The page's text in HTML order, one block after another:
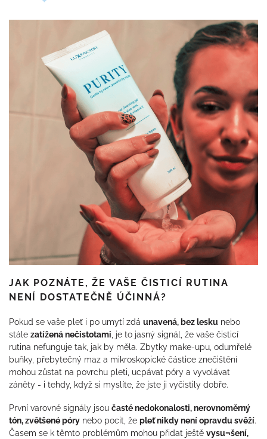
JAK POZNÁTE, ŽE VAŠE ČISTICÍ RUTINA
NENÍ DOSTATEČNĚ ÚČINNÁ?
Pokud se vaše pleť i po umytí zdá unavená, bez lesku nebo
stále zatížená nečistotami , je to jasný signál, že vaše čisticí
rutina nefunguje tak, jak by měla. Zbytky make-upu, odumřelé
buňky, přebytečný maz a mikroskopické částice znečištění
mohou zůstat na povrchu pleti, ucpávat póry a vyvolávat
záněty - i tehdy, když si myslíte, že jste ji vyčistily dobře.
První varovné signály jsou časté nedokonalosti, nerovnoměrný
tón, zvětšené póry nebo pocit, že pleť nikdy není opravdu svěží.
Časem se k těmto problémům mohou přidat ještě vysu¬šení,